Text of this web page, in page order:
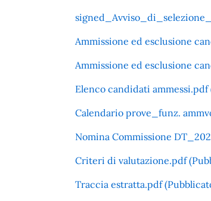
Ammissione ed esclusione
Ammissione ed esclusione
Elenco candidati
Calendario prove_funz.
Nomina Commissione
Criteri di valutazione.pdf
Traccia estratta.pdf